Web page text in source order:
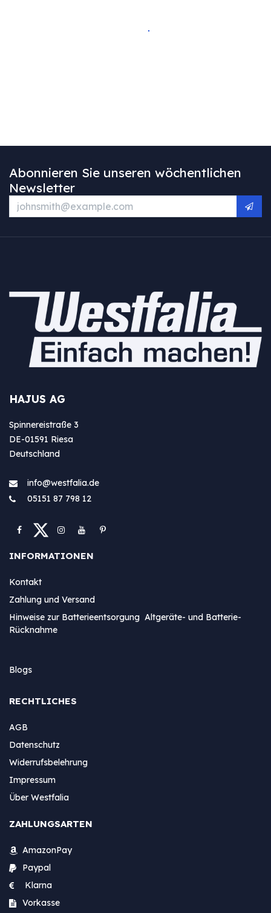
Abonnieren Sie unseren wöchentlichen
Newsletter
HAJUS AG
Spinnereistraße 3
DE-01591 Riesa
Deutschland
info@westfa​lia.de
05151 87 798 12
INFORMATIONEN
Kontakt
Zahlung und Versand
Hinweise zur Batterieentsorgung Altgeräte- und Batterie-
Rücknahme
Blogs
RECHTLICHES
AGB
Datenschutz
Widerrufsbelehrung
Impressum
Über Westfalia
ZAHLUNGSARTEN
AmazonPay
Paypal
Klarna
Vorkasse